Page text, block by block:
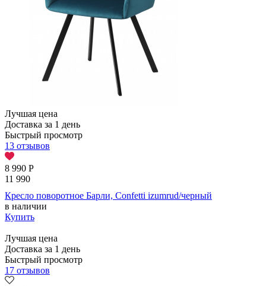
Лучшая цена
Доставка за 1 день
Быстрый просмотр
13 отзывов
8 990 Р
11 990
Кресло поворотное Барли, Confetti izumrud/черный
в наличии
Купить
Лучшая цена
Доставка за 1 день
Быстрый просмотр
17 отзывов